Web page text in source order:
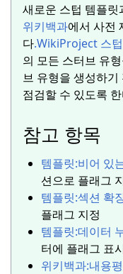
새로운 스텁 템플
위키백과에서 사전
다.WikiProject 스텁
의 모든 스터브 유
브 유형을 생성하
점검할 수 있도록
참고 항목
템플릿:비어 있
션으로 플래그
템플릿:섹션 확
플래그 지정
템플릿:데이터
터에 플래그 표
위키백과:내용